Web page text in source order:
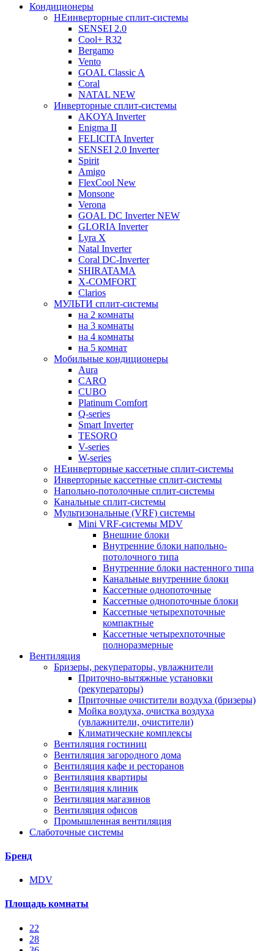
Кондиционеры
НЕинверторные сплит-системы
SENSEI 2.0
Cool+ R32
Bergamo
Vento
GOAL Classic A
Coral
NATAL NEW
Инверторные сплит-системы
AKOYA Inverter
Enigma II
FELICITA Inverter
SENSEI 2.0 Inverter
Spirit
Amigo
FlexCool New
Monsone
Verona
GOAL DC Inverter NEW
GLORIA Inverter
Lyra X
Natal Inverter
Coral DC-Inverter
SHIRATAMA
X-COMFORT
Clarios
МУЛЬТИ сплит-системы
на 2 комнаты
на 3 комнаты
на 4 комнаты
на 5 комнат
Мобильные кондиционеры
Aura
CARO
CUBO
Platinum Comfort
Q-series
Smart Inverter
TESORO
V-series
W-series
НЕинверторные кассетные сплит-системы
Инверторные кассетные сплит-системы
Напольно-потолочные сплит-системы
Канальные сплит-системы
Мультизональные (VRF) системы
Mini VRF-системы MDV
Внешние блоки
Внутренние блоки напольно-
потолочного типа
Внутренние блоки настенного типа
Канальные внутренние блоки
Кассетные однопоточные
Кассетные однопоточные блоки
Кассетные четырехпоточные
компактные
Кассетные четырехпоточные
полноразмерные
Вентиляция
Бризеры, рекуператоры, увлажнители
Приточно-вытяжные установки
(рекуператоры)
Приточные очистители воздуха (бризеры)
Мойка воздуха, очистка воздуха
(увлажнители, очистители)
Климатические комплексы
Вентиляция гостиниц
Вентиляция загородного дома
Вентиляция кафе и ресторанов
Вентиляция квартиры
Вентиляция клиник
Вентиляция магазинов
Вентиляция офисов
Промышленная вентиляция
Слаботочные системы
Бренд
MDV
Площадь комнаты
22
28